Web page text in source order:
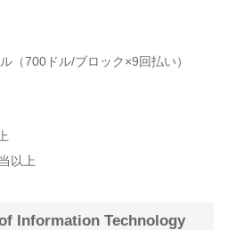
（700ドル/ブロック×9回払い）
以上
Information Technology